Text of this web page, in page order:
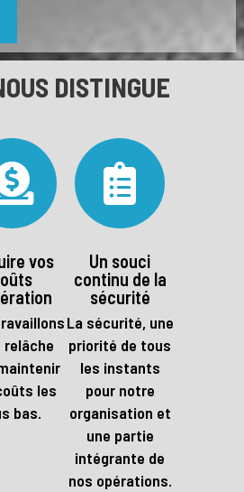
DISTINGUE
vos
relâche
les
bas.
Un souci
continu de la
sécurité
La sécurité, une
priorité de tous
les instants
pour notre
organisation et
une partie
intégrante de
nos opérations.